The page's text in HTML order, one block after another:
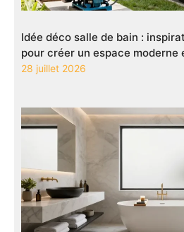
Idée déco salle de bain :
pour créer un espace moderne
28 juillet 2026